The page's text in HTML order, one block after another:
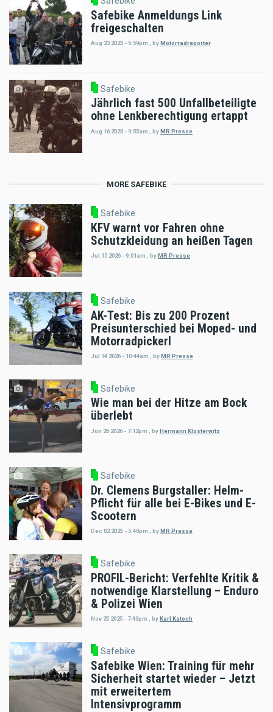
Safebike Anmeldungs Link
freigeschalten
Aug 23 2023 - 5:59pm byMotorradreporter
Safebike
Jährlich fast 500 Unfallbeteiligte
ohne Lenkberechtigung ertappt
Aug 16 2023 - 9:55am byMR Presse
MORE SAFEBIKE
Safebike
KFV warnt vor Fahren ohne
Schutzkleidung an heißen Tagen
Jul 15 2026 - 9:01am byMR Presse
Safebike
AK-Test: Bis zu 200 Prozent
Preisunterschied bei Moped- und
Motorradpickerl
Jul 14 2026 - 10:44am byMR Presse
Safebike
Wie man bei der Hitze am Bock
überlebt
Jun 26 2026 - 7:12pm byHermann Klosterwitz
Safebike
Dr. Clemens Burgstaller: Helm-
Pflicht für alle bei E-Bikes und E-
Scootern
Dec 02 2025 - 5:40pm , by MR Presse
Safebike
PROFIL-Bericht: Verfehlte Kritik &
notwendige Klarstellung – Enduro
& Polizei Wien
Nov 25 2025 - 7:43pm , byKarl Katoch
Safebike
Safebike Wien: Training für mehr
Sicherheit startet wieder – Jetzt
mit erweitertem
Intensivprogramm